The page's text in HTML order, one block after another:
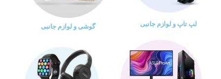
لپ تاپ و لوازم جانبی گوشی و لوازم جانبی